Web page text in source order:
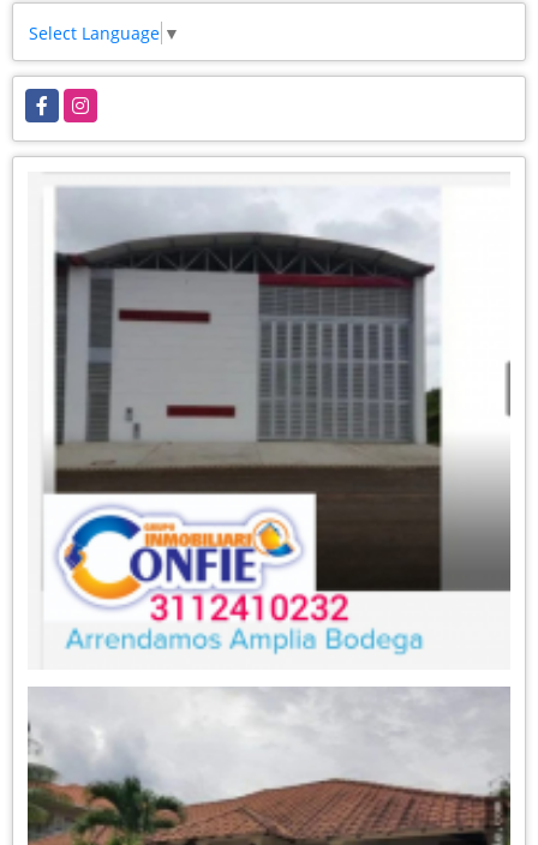
Select Language ▼
FacebookInstagram